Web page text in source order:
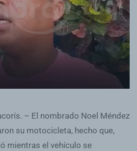
– El nombrado Noel Méndez
su motocicleta, hecho que,
mientras el vehículo se